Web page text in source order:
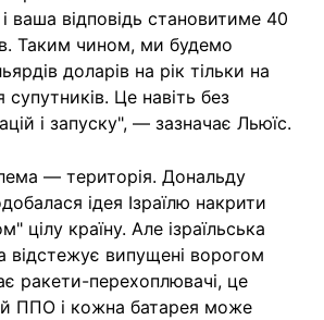
ваша відповідь становитиме 40
Таким чином, ми будемо
доларів на рік тільки на
супутників. Це навіть без
і запуску", — зазначає Льюїс.
— територія. Дональду
ідея Ізраїлю накрити
цілу країну. Але ізраїльська
випущені ворогом
ракети-перехоплювачі, це
ППО і кожна батарея може